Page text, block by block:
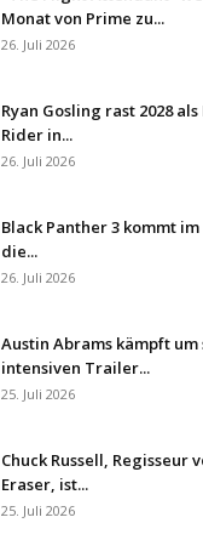
Monat von Prime zu...
26. Juli 2026
Ryan Gosling rast 2028
Rider in...
26. Juli 2026
Black Panther 3 kommt
die...
26. Juli 2026
Austin Abrams kämpft um
intensiven Trailer...
25. Juli 2026
Chuck Russell, Regisseur
Eraser, ist...
25. Juli 2026